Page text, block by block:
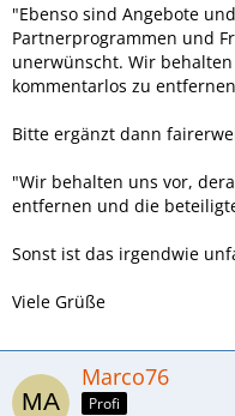
"Ebenso sind Angebote
Partnerprogrammen und
unerwünscht. Wir
kommentarlos zu
Bitte ergänzt dann
"Wir behalten uns vor,
entfernen und die
Sonst ist das irgendwie
Viele Grüße
Marco76
Profi